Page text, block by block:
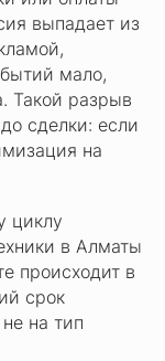
выпадает из
мало,
Такой разрыв
сделки: если
на
циклу
в Алматы
происходит в
срок
на тип